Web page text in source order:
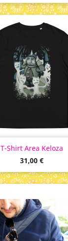
T-Shirt Area Keloza
Prix
31,00 €